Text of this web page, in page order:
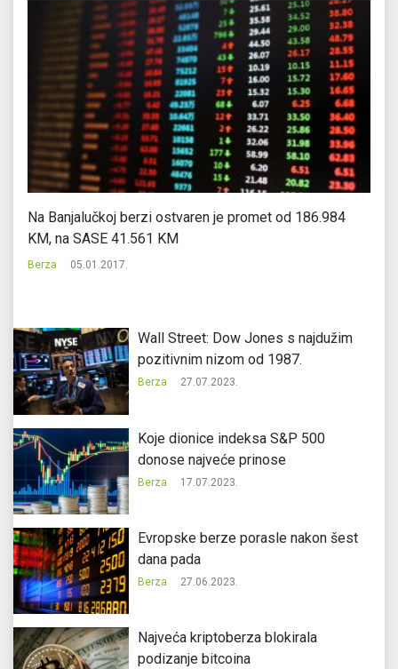
Na Banjalučkoj berzi ostvaren je promet od 186.984
KM, na SASE 41.561 KM
Berza 05.01.2017.
Wall Street: Dow Jones s najdužim
pozitivnim nizom od 1987.
Berza 27.07.2023.
Koje dionice indeksa S&P 500
donose najveće prinose
Berza 17.07.2023.
Evropske berze porasle nakon šest
dana pada
Berza 27.06.2023.
Najveća kriptoberza blokirala
podizanje bitcoina